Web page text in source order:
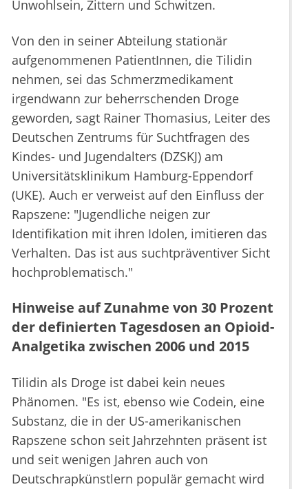
Unwohlsein, Zittern und Schwitzen.
Von den in seiner Abteilung stationär
aufgenommenen PatientInnen, die Tilidin
nehmen, sei das Schmerzmedikament
irgendwann zur beherrschenden Droge
geworden, sagt Rainer Thomasius, Leiter des
Deutschen Zentrums für Suchtfragen des
Kindes- und Jugendalters (DZSKJ) am
Universitätsklinikum Hamburg-Eppendorf
(UKE). Auch er verweist auf den Einfluss der
Rapszene: "Jugendliche neigen zur
Identifikation mit ihren Idolen, imitieren das
Verhalten. Das ist aus suchtpräventiver Sicht
hochproblematisch."
Hinweise auf Zunahme von 30 Prozent
der definierten Tagesdosen an Opioid-
Analgetika zwischen 2006 und 2015
Tilidin als Droge ist dabei kein neues
Phänomen. "Es ist, ebenso wie Codein, eine
Substanz, die in der US-amerikanischen
Rapszene schon seit Jahrzehnten präsent ist
und seit wenigen Jahren auch von
Deutschrapkünstlern populär gemacht wird